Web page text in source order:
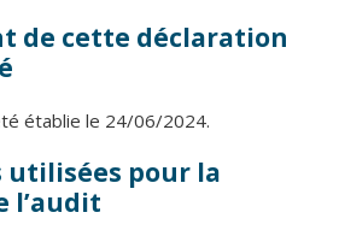
de cette déclaration
établie le 24/06/2024.
utilisées pour la
l’audit